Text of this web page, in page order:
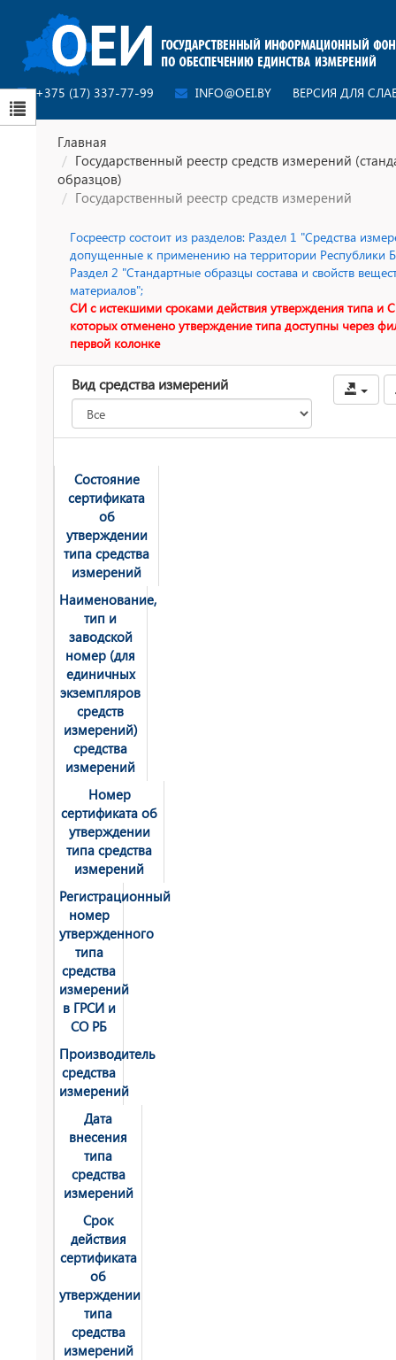
+375 (17) 337-77-99 INFO@OEI.BY ВЕРСИЯ ДЛЯ
Главная
Государственный реестр средств измерений
образцов)
Государственный реестр средств измерений
Госреестр состоит из разделов: Раздел 1 "Средства
допущенные к применению на территории Республики
Раздел 2 "Стандартные образцы состава и свойств
материалов";
СИ с истекшими сроками действия утверждения типа и
которых отменено утверждение типа доступны через
первой колонке
Вид средства измерений
Состояние
сертификата
об
утверждении
типа средства
измерений
Наименование,
тип и
заводской
номер (для
единичных
экземпляров
средств
измерений)
средства
измерений
Номер
сертификата об
утверждении
типа средства
измерений
Регистрационный
номер
утвержденного
типа
средства
измерений
в ГРСИ и
СО РБ
Производитель
средства
измерений
Дата
внесения
типа
средства
измерений
Срок
действия
сертификата
об
утверждении
типа
средства
измерений